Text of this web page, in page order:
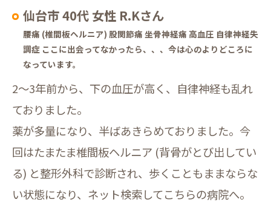
仙台市 40代 女性 R.Kさん
腰痛 (椎間板ヘルニア) 股関節痛 坐骨神経痛 高血圧 自律神経失
調症 ここに出会ってなかったら、、、今は心のよりどころに
なっています。
2〜3年前から、下の血圧が高く、自律神経も乱れ
ておりました。
薬が多量になり、半ばあきらめておりました。今
回はたまたま椎間板ヘルニア (背骨がとび出してい
る) と整形外科で診断され、歩くこともままならな
い状態になり、ネット検索してこちらの病院へ。